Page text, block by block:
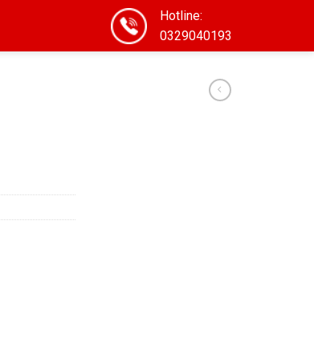
Hotline:
0329040193